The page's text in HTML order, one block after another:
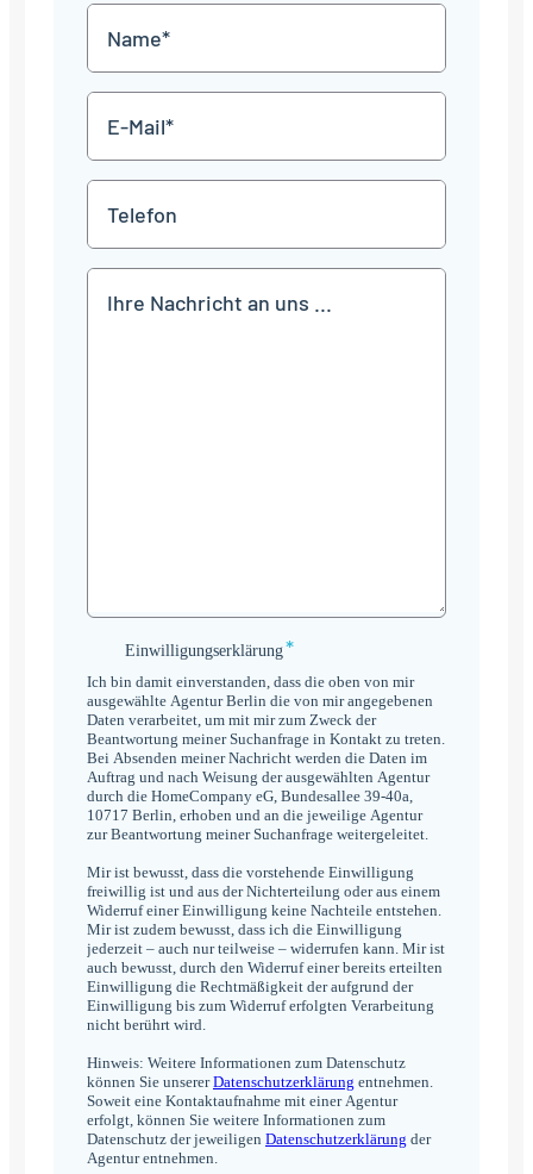
JJJJ
Mail
*
Einwilligungserklärung
Einwilligungserklärung*
Ich bin damit einverstanden, dass die oben von mir
ausgewählte Agentur Berlin die von mir angegebenen
Daten verarbeitet, um mit mir zum Zweck der
Beantwortung meiner Suchanfrage in Kontakt zu treten.
Bei Absenden meiner Nachricht werden die Daten im
Auftrag und nach Weisung der ausgewählten Agentur
durch die HomeCompany eG, Bundesallee 39-40a,
10717 Berlin, erhoben und an die jeweilige Agentur
zur Beantwortung meiner Suchanfrage weitergeleitet.
Mir ist bewusst, dass die vorstehende Einwilligung
freiwillig ist und aus der Nichterteilung oder aus einem
Widerruf einer Einwilligung keine Nachteile entstehen.
Mir ist zudem bewusst, dass ich die Einwilligung
jederzeit – auch nur teilweise – widerrufen kann. Mir ist
auch bewusst, durch den Widerruf einer bereits erteilten
Einwilligung die Rechtmäßigkeit der aufgrund der
Einwilligung bis zum Widerruf erfolgten Verarbeitung
nicht berührt wird.
Hinweis: Weitere Informationen zum Datenschutz
können Sie unsererDatenschutzerklärung entnehmen.
Soweit eine Kontaktaufnahme mit einer Agentur
erfolgt, können Sie weitere Informationen zum
Datenschutz der jeweiligen Datenschutzerklärung der
Agentur entnehmen.